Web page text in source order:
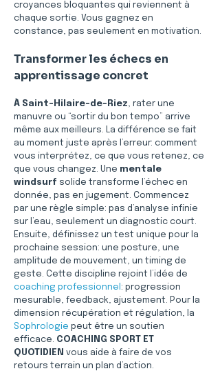
croyances bloquantes qui reviennent à
chaque sortie. Vous gagnez en
constance, pas seulement en motivation.
Transformer les échecs en
apprentissage concret
À Saint-Hilaire-de-Riez, rater une
manuvre ou “sortir du bon tempo” arrive
même aux meilleurs. La différence se fait
au moment juste après l’erreur: comment
vous interprétez, ce que vous retenez, ce
que vous changez. Une mentale
windsurf solide transforme l’échec en
donnée, pas en jugement. Commencez
par une règle simple: pas d’analyse infinie
sur l’eau, seulement un diagnostic court.
Ensuite, définissez un test unique pour la
prochaine session: une posture, une
amplitude de mouvement, un timing de
geste. Cette discipline rejoint l’idée de
coaching professionnel : progression
mesurable, feedback, ajustement. Pour la
dimension récupération et régulation, la
Sophrologie peut être un soutien
efficace. COACHING SPORT ET
QUOTIDIEN vous aide à faire de vos
retours terrain un plan d’action.